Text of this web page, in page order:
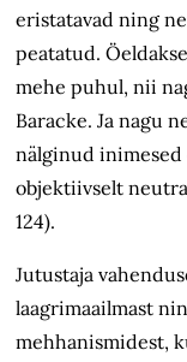
eristatavad ning
peatatud.
mehe puhul, nii
Baracke. Ja nagu
nälginud inimesed
objektiivselt
124).
Jutustaja
laagrimaailmast
mehhanismidest,